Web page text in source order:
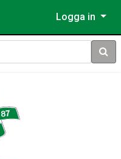
Logga in
Sök